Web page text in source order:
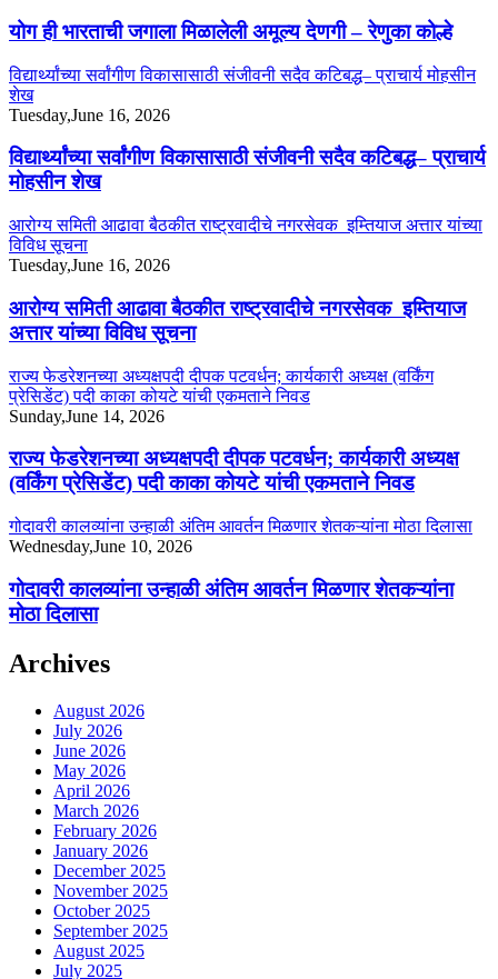
योग ही भारताची जगाला मिळालेली अमूल्य देणगी – रेणुका कोल्हे
विद्यार्थ्यांच्या सर्वांगीण विकासासाठी संजीवनी सदैव कटिबद्ध– प्राचार्य मोहसीन
शेख
Tuesday,June 16, 2026
विद्यार्थ्यांच्या सर्वांगीण विकासासाठी संजीवनी सदैव कटिबद्ध– प्राचार्य
मोहसीन शेख
आरोग्य समिती आढावा बैठकीत राष्ट्रवादीचे नगरसेवक इम्तियाज अत्तार यांच्या
विविध सूचना
Tuesday,June 16, 2026
आरोग्य समिती आढावा बैठकीत राष्ट्रवादीचे नगरसेवक इम्तियाज
अत्तार यांच्या विविध सूचना
राज्य फेडरेशनच्या अध्यक्षपदी दीपक पटवर्धन; कार्यकारी अध्यक्ष (वर्किंग
प्रेसिडेंट) पदी काका कोयटे यांची एकमताने निवड
Sunday,June 14, 2026
राज्य फेडरेशनच्या अध्यक्षपदी दीपक पटवर्धन; कार्यकारी अध्यक्ष
(वर्किंग प्रेसिडेंट) पदी काका कोयटे यांची एकमताने निवड
गोदावरी कालव्यांना उन्हाळी अंतिम आवर्तन मिळणार शेतकऱ्यांना मोठा दिलासा
Wednesday,June 10, 2026
गोदावरी कालव्यांना उन्हाळी अंतिम आवर्तन मिळणार शेतकऱ्यांना
मोठा दिलासा
Archives
August 2026
July 2026
June 2026
May 2026
April 2026
March 2026
February 2026
January 2026
December 2025
November 2025
October 2025
September 2025
August 2025
July 2025